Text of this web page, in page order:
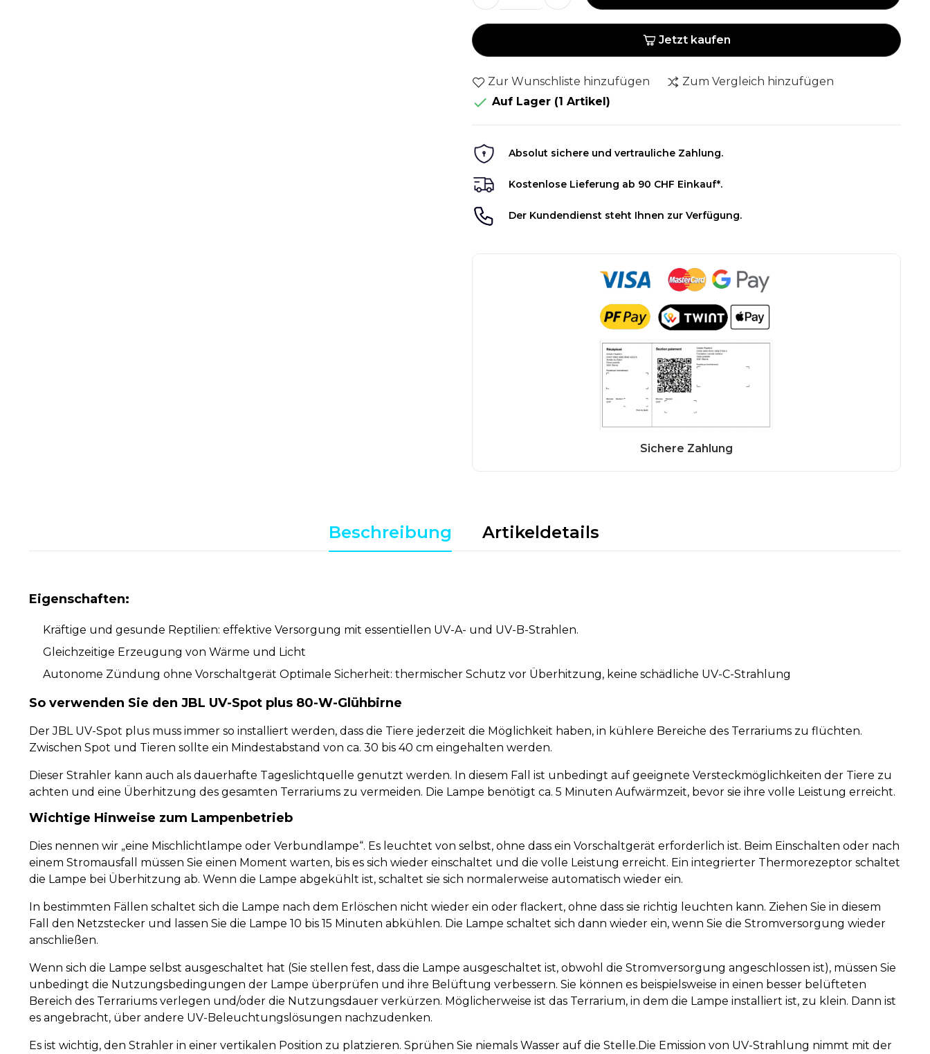
Jetzt kaufen
Zur Wunschliste hinzufügen Zum Vergleich hinzufügen
 Auf Lager (1 Artikel)
Absolut sichere und vertrauliche Zahlung.
Kostenlose Lieferung ab 90 CHF Einkauf*.
Der Kundendienst steht Ihnen zur Verfügung.
Beschreibung Artikeldetails
Eigenschaften:
Kräftige und gesunde Reptilien: effektive Versorgung mit essentiellen UV-A- und UV-B-Strahlen.
Gleichzeitige Erzeugung von Wärme und Licht
Autonome Zündung ohne Vorschaltgerät Optimale Sicherheit: thermischer Schutz vor Überhitzung, keine schädliche UV-C-Strahlung
So verwenden Sie den JBL UV-Spot plus 80-W-Glühbirne
Der JBL UV-Spot plus muss immer so installiert werden, dass die Tiere jederzeit die Möglichkeit haben, in kühlere Bereiche des Terrariums zu flüchten.
Zwischen Spot und Tieren sollte ein Mindestabstand von ca. 30 bis 40 cm eingehalten werden.
Dieser Strahler kann auch als dauerhafte Tageslichtquelle genutzt werden. In diesem Fall ist unbedingt auf geeignete Versteckmöglichkeiten der Tiere zu
achten und eine Überhitzung des gesamten Terrariums zu vermeiden. Die Lampe benötigt ca. 5 Minuten Aufwärmzeit, bevor sie ihre volle Leistung erreicht.
Wichtige Hinweise zum Lampenbetrieb
Dies nennen wir „eine Mischlichtlampe oder Verbundlampe“. Es leuchtet von selbst, ohne dass ein Vorschaltgerät erforderlich ist. Beim Einschalten oder nach
einem Stromausfall müssen Sie einen Moment warten, bis es sich wieder einschaltet und die volle Leistung erreicht. Ein integrierter Thermorezeptor schaltet
die Lampe bei Überhitzung ab. Wenn die Lampe abgekühlt ist, schaltet sie sich normalerweise automatisch wieder ein.
In bestimmten Fällen schaltet sich die Lampe nach dem Erlöschen nicht wieder ein oder flackert, ohne dass sie richtig leuchten kann. Ziehen Sie in diesem
Fall den Netzstecker und lassen Sie die Lampe 10 bis 15 Minuten abkühlen. Die Lampe schaltet sich dann wieder ein, wenn Sie die Stromversorgung wieder
anschließen.
Wenn sich die Lampe selbst ausgeschaltet hat (Sie stellen fest, dass die Lampe ausgeschaltet ist, obwohl die Stromversorgung angeschlossen ist), müssen Sie
unbedingt die Nutzungsbedingungen der Lampe überprüfen und ihre Belüftung verbessern. Sie können es beispielsweise in einen besser belüfteten
Bereich des Terrariums verlegen und/oder die Nutzungsdauer verkürzen. Möglicherweise ist das Terrarium, in dem die Lampe installiert ist, zu klein. Dann ist
es angebracht, über andere UV-Beleuchtungslösungen nachzudenken.
Es ist wichtig, den Strahler in einer vertikalen Position zu platzieren. Sprühen Sie niemals Wasser auf die Stelle.Die Emission von UV-Strahlung nimmt mit der